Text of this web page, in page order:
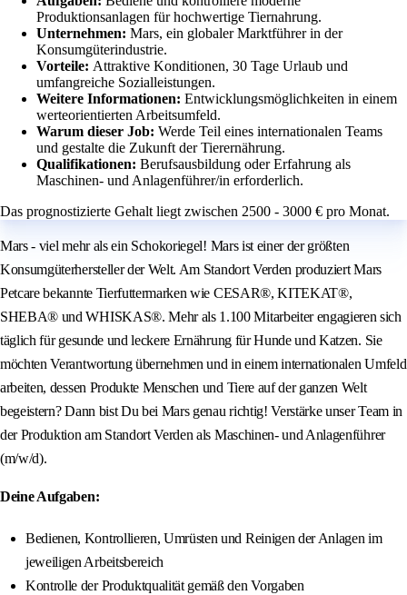
Produktionsanlagen für hochwertige Tiernahrung.
Unternehmen: Mars, ein globaler Marktführer in der
Konsumgüterindustrie.
Vorteile: Attraktive Konditionen, 30 Tage Urlaub und
umfangreiche Sozialleistungen.
Weitere Informationen: Entwicklungsmöglichkeiten in einem
werteorientierten Arbeitsumfeld.
Warum dieser Job: Werde Teil eines internationalen Teams
und gestalte die Zukunft der Tierernährung.
Qualifikationen: Berufsausbildung oder Erfahrung als
Maschinen- und Anlagenführer/in erforderlich.
Das prognostizierte Gehalt liegt zwischen 2500 - 3000 € pro Monat.
Mars - viel mehr als ein Schokoriegel! Mars ist einer der größten
Konsumgüterhersteller der Welt. Am Standort Verden produziert Mars
Petcare bekannte Tierfuttermarken wie CESAR®, KITEKAT®,
SHEBA® und WHISKAS®. Mehr als 1.100 Mitarbeiter engagieren sich
täglich für gesunde und leckere Ernährung für Hunde und Katzen. Sie
möchten Verantwortung übernehmen und in einem internationalen Umfeld
arbeiten, dessen Produkte Menschen und Tiere auf der ganzen Welt
begeistern? Dann bist Du bei Mars genau richtig! Verstärke unser Team in
der Produktion am Standort Verden als Maschinen- und Anlagenführer
(m/w/d).
Deine Aufgaben:
Bedienen, Kontrollieren, Umrüsten und Reinigen der Anlagen im
jeweiligen Arbeitsbereich
Kontrolle der Produktqualität gemäß den Vorgaben